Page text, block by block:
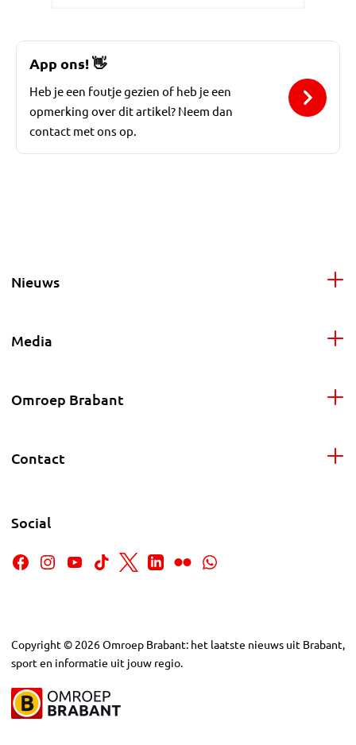
App ons!👋
Heb je een foutje gezien of heb je een
opmerking over dit artikel? Neem dan
contact met ons op.
Nieuws
Media
Omroep Brabant
Contact
Social
Copyright © 2026Omroep Brabant: het laatste nieuws uit Brabant,
sport en informatie uit jouw regio.